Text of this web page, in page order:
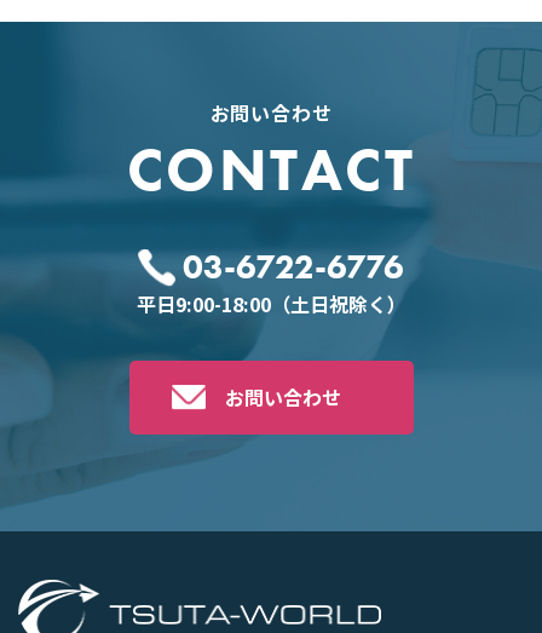
お問い合わせ
CONTACT
03-6722-6776
平日9:00-18:00（土日祝除く）
お問い合わせ